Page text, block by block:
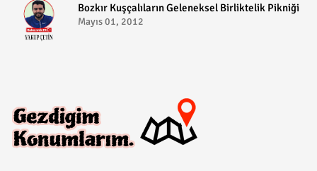
Bozkır Kuşçalıların Geleneksel Birliktelik Pikniği
Mayıs 01, 2012